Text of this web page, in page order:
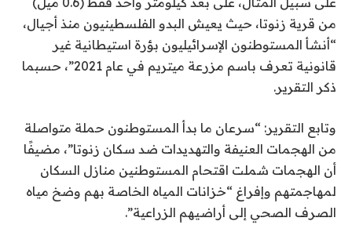
من قرية زنوتا، حيث يعيش البدو الفلسطينيون منذ أجيال،
“أنشأ المستوطنون الإسرائيليون بؤرة استيطانية غير
قانونية تعرف باسم مزرعة ميتريم في عام 2021”، حسبما
ذكر التقرير.
وتابع التقرير: “سرعان ما بدأ المستوطنون حملة متواصلة
من الهجمات العنيفة والتهديدات ضد سكان زنوتا”، مضيفًا
أن الهجمات شملت اقتحام المستوطنين منازل السكان
لمهاجمتهم وإفراغ “خزانات المياه الخاصة بهم وضخ مياه
الصرف الصحي إلى أراضيهم الزراعية”.